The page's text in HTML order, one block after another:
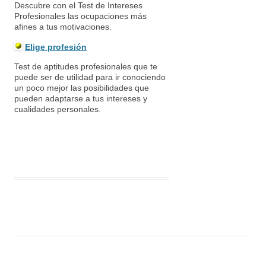
Descubre con el Test de Intereses
Profesionales las ocupaciones más
afines a tus motivaciones.
Elige profesión
Test de aptitudes profesionales que te
puede ser de utilidad para ir conociendo
un poco mejor las posibilidades que
pueden adaptarse a tus intereses y
cualidades personales.